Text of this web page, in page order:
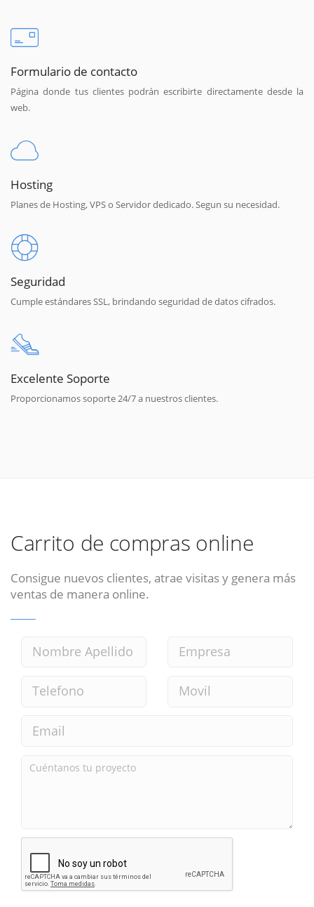
Formulario de contacto
Página donde tus clientes podrán escribirte directamente desde la
web.
Hosting
Planes de Hosting, VPS o Servidor dedicado. Segun su necesidad.
Seguridad
Cumple estándares SSL, brindando seguridad de datos cifrados.
Excelente Soporte
Proporcionamos soporte 24/7 a nuestros clientes.
Carrito de compras online
Consigue nuevos clientes, atrae visitas y genera más
ventas de manera online.